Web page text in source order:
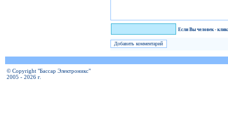
Если Вы человек -
© Copyright "Бассар Электроникс"
2005 - 2026 г.